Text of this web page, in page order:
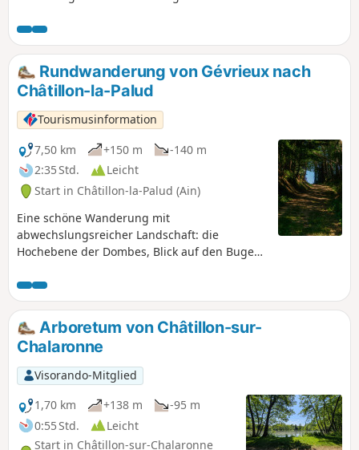
Rundwanderung von Gévrieux nach
Châtillon-la-Palud
Tourismusinformation
7,50 km
+150 m
-140 m
2:35 Std.
Leicht
Start in Châtillon-la-Palud (Ain)
Eine schöne Wanderung mit
abwechslungsreicher Landschaft: die
Hochebene der Dombes, Blick auf den Bugey
Arboretum von Châtillon-sur-
Chalaronne
Visorando-Mitglied
1,70 km
+138 m
-95 m
0:55 Std.
Leicht
Start in Châtillon-sur-Chalaronne